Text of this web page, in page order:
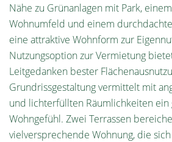
Nähe zu Grünanlagen mit Park,
Wohnumfeld und einem
eine attraktive Wohnform zur
Nutzungsoption zur Vermietung
Leitgedanken bester
Grundrissgestaltung vermittelt mit
und lichterfüllten Räumlichkeiten ein
Wohngefühl. Zwei Terrassen
vielversprechende Wohnung, die